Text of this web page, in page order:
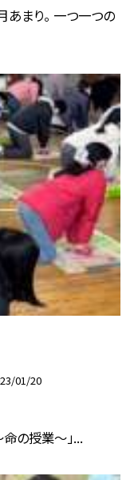
まり。 一つ一つの
01/20
命の授業〜」...